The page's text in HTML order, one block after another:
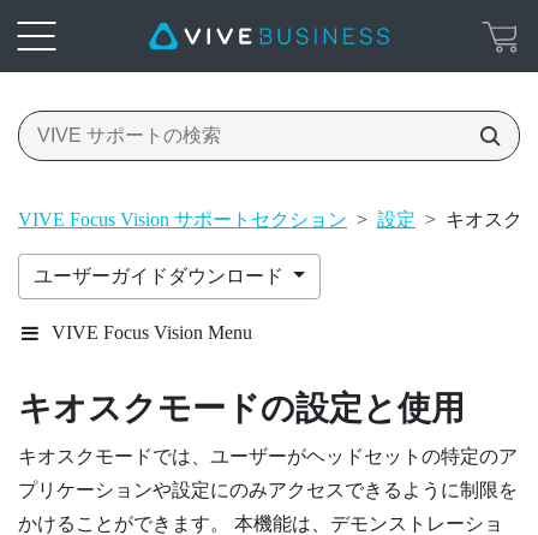
VIVE Focus Vision サポートセクション > 設定 > キオスク
ユーザーガイドダウンロード
VIVE Focus Vision Menu
キオスクモードの設定と使用
キオスクモードでは、ユーザーがヘッドセットの特定のア
プリケーションや設定にのみアクセスできるように制限を
かけることができます。 本機能は、デモンストレーショ